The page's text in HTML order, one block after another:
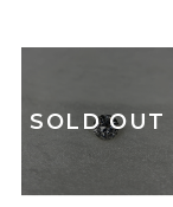
SOLD OUT